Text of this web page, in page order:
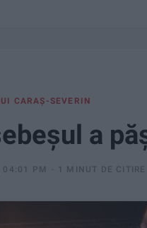
CARAŞ-SEVERIN
a
04:01 PM 1 MINUT DE CITIRE